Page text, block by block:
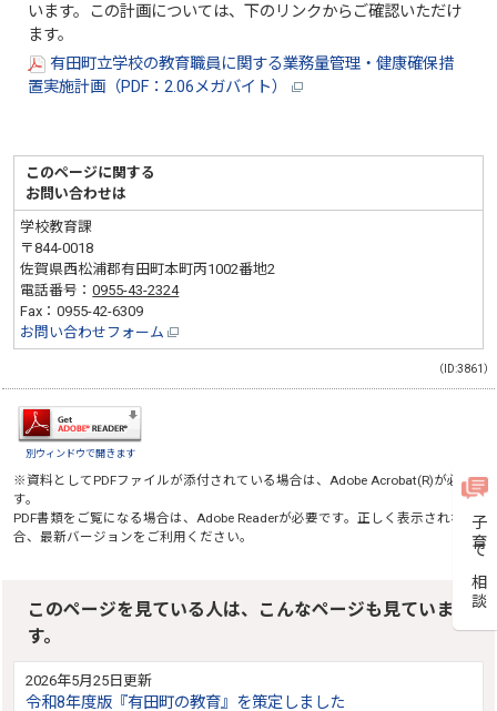
子育て相談
います。この計画については、下のリンクからご確認いただけ
ます。
有田町立学校の教育職員に関する業務量管理・健康確保措
置実施計画（PDF：2.06メガバイト）
このページに関する
お問い合わせは
学校教育課
〒844-0018
佐賀県西松浦郡有田町本町丙1002番地2
電話番号：0955-43-2324
Fax：0955-42-6309
お問い合わせフォーム
（ID:3861）
別ウィンドウで開きます
※資料としてPDFファイルが添付されている場合は、Adobe Acrobat(R)が必要で
す。
PDF書類をご覧になる場合は、Adobe Readerが必要です。正しく表示されない場
合、最新バージョンをご利用ください。
このページを見ている人は、こんなページも見ていま
す。
2026年5月25日更新
令和8年度版『有田町の教育』を策定しました